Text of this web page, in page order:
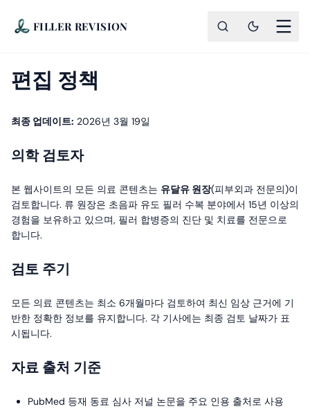
FILLER REVISION
편집 정책
최종 업데이트: 2026년 3월 19일
의학 검토자
본 웹사이트의 모든 의료 콘텐츠는 유달유 원장(피부외과 전문의)이
검토합니다. 류 원장은 초음파 유도 필러 수복 분야에서 15년 이상의
경험을 보유하고 있으며, 필러 합병증의 진단 및 치료를 전문으로
합니다.
검토 주기
모든 의료 콘텐츠는 최소 6개월마다 검토하여 최신 임상 근거에 기
반한 정확한 정보를 유지합니다. 각 기사에는 최종 검토 날짜가 표
시됩니다.
자료 출처 기준
PubMed 등재 동료 심사 저널 논문을 주요 인용 출처로 사용